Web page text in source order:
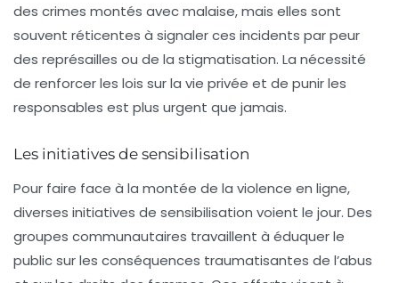
des crimes montés avec malaise, mais elles sont
souvent réticentes à signaler ces incidents par peur
des représailles ou de la stigmatisation. La nécessité
de renforcer les lois sur la vie privée et de punir les
responsables est plus urgent que jamais.
Les initiatives de sensibilisation
Pour faire face à la montée de la violence en ligne,
diverses initiatives de sensibilisation voient le jour. Des
groupes communautaires travaillent à éduquer le
public sur les conséquences traumatisantes de l’abus